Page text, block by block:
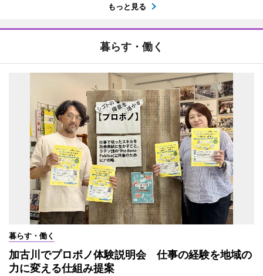
もっと見る
暮らす・働く
暮らす・働く
加古川でプロボノ体験説明会 仕事の経験を地域の
力に変える仕組み提案